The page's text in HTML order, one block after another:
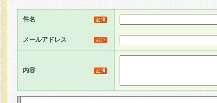
件名
メールアドレス
内容